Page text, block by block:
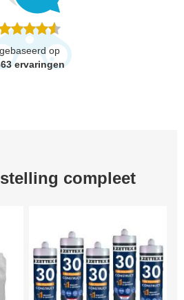
gebaseerd op
ervaringen
compleet